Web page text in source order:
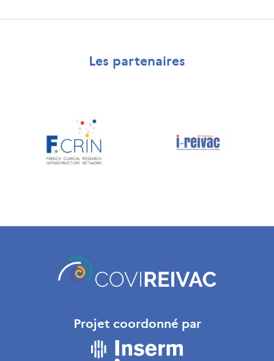
Les partenaires
Projet coordonné par